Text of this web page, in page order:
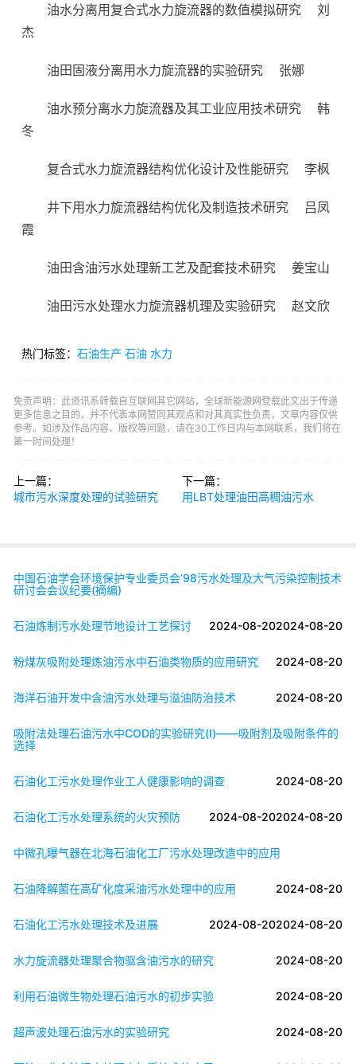
油水分离用复合式水力旋流器的数值模拟研究 刘
杰
油田固液分离用水力旋流器的实验研究 张娜
油水预分离水力旋流器及其工业应用技术研究 韩
冬
复合式水力旋流器结构优化设计及性能研究 李枫
井下用水力旋流器结构优化及制造技术研究 吕凤
霞
油田含油污水处理新工艺及配套技术研究 姜宝山
油田污水处理水力旋流器机理及实验研究 赵文欣
热门标签： 石油生产 石油 水力
免责声明：此资讯系转载自互联网其它网站，全球新能源网登载此文出于传递
更多信息之目的，并不代表本网赞同其观点和对其真实性负责，文章内容仅供
参考。如涉及作品内容、版权等问题，请在30工作日内与本网联系，我们将在
第一时间处理！
上一篇：
城市污水深度处理的试验研究
下一篇：
用LBT处理油田高稠油污水
中国石油学会环境保护专业委员会’98污水处理及大气污染控制技术
研讨会会议纪要(摘编)
2024-08-20
石油炼制污水处理节地设计工艺探讨 2024-08-20
粉煤灰吸附处理炼油污水中石油类物质的应用研究 2024-08-20
海洋石油开发中含油污水处理与溢油防治技术 2024-08-20
吸附法处理石油污水中COD的实验研究(Ι)——吸附剂及吸附条件的
选择
2024-08-20
石油化工污水处理作业工人健康影响的调查
2024-08-20
石油化工污水处理系统的火灾预防 2024-08-20
中微孔曝气器在北海石油化工厂污水处理改造中的应用
2024-08-20
石油降解菌在高矿化度采油污水处理中的应用
2024-08-20
石油化工污水处理技术及进展 2024-08-20
水力旋流器处理聚合物驱含油污水的研究 2024-08-20
利用石油微生物处理石油污水的初步实验 2024-08-20
超声波处理石油污水的实验研究 2024-08-20